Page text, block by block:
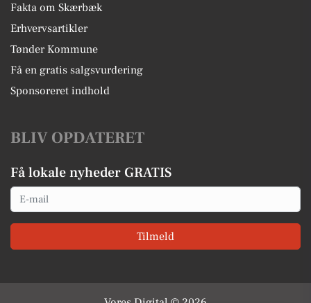
Fakta om Skærbæk
Erhvervsartikler
Tønder Kommune
Få en gratis salgsvurdering
Sponsoreret indhold
BLIV OPDATERET
Få lokale nyheder GRATIS
Email
Tilmeld